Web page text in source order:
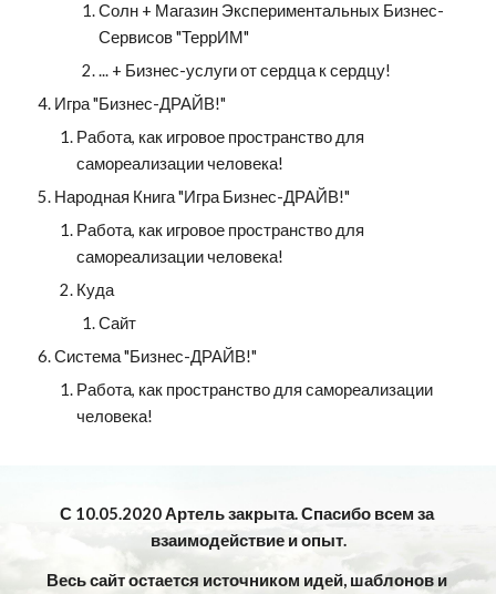
Солн + Магазин Экспериментальных Бизнес-
Сервисов "ТеррИМ"
... + Бизнес-услуги от сердца к сердцу!
Игра "Бизнес-ДРАЙВ!"
Работа, как игровое пространство для
самореализации человека!
Народная Книга "Игра Бизнес-ДРАЙВ!"
Работа, как игровое пространство для
самореализации человека!
Куда
Сайт
Система "Бизнес-ДРАЙВ!"
Работа, как пространство для самореализации
человека!
С 10.05.2020 Артель закрыта. Спасибо всем за
взаимодействие и опыт.
Весь сайт остается источником идей, шаблонов и